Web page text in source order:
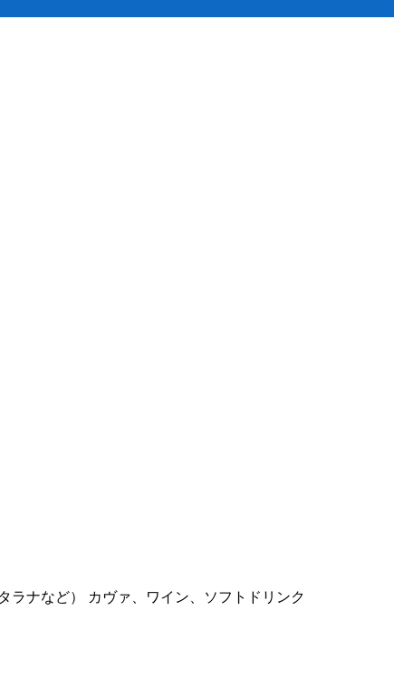
ラナなど） カヴァ、ワイン、ソフトドリンク